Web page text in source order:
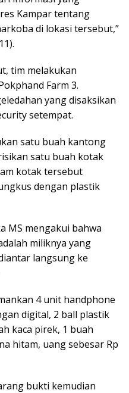
Kampar tentang
di lokasi tersebut,”
tim melakukan
Farm 3.
yang disaksikan
setempat.
satu buah kantong
satu buah kotak
kotak tersebut
dengan plastik
MS mengakui bahwa
miliknya yang
langsung ke
4 unit handphone
digital, 2 ball plastik
kaca pirek, 1 buah
hitam, uang sebesar Rp
bukti kemudian